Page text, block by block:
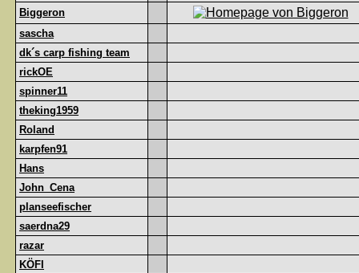
Biggeron
sascha
dk´s carp fishing team
rickOE
spinner11
theking1959
Roland
karpfen91
Hans
John_Cena
planseefischer
saerdna29
razar
KÖFI